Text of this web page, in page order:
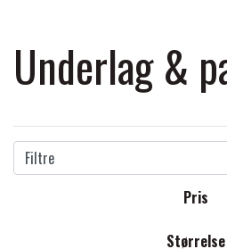
HEST
GRIMER &
RIDEBUKSER
TRØJER, BLUSER
PLEJE &
STRIGLER &
Underlag &
Filtre
Pris
Størrelse